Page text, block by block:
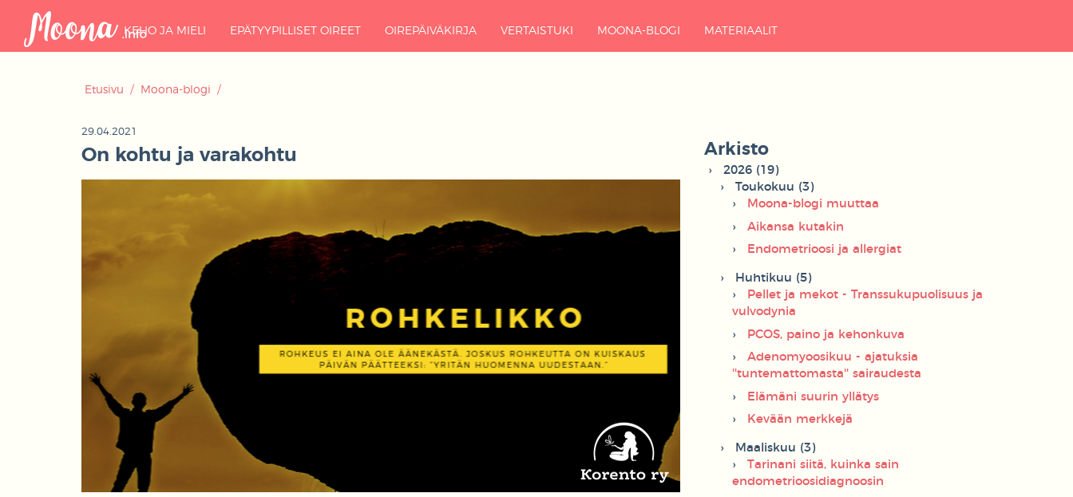
KEHO JA MIELI EPÄTYYPILLISET OIREET OIREPÄIVÄKIRJA VERTAISTUKI MOONA-BLOGI MATERIAALIT
Etusivu / Moona-blogi /
29.04.2021
On kohtu ja varakohtu Arkisto
2026 (19)
Toukokuu (3)
Moona-blogi muuttaa
Aikansa kutakin
Endometrioosi ja allergiat
Huhtikuu (5)
Pellet ja mekot - Transsukupuolisuus ja
vulvodynia
PCOS, paino ja kehonkuva
Adenomyoosikuu - ajatuksia
''tuntemattomasta'' sairaudesta
Elämäni suurin yllätys
Kevään merkkejä
Maaliskuu (3)
Tarinani siitä, kuinka sain
endometrioosidiagnoosin